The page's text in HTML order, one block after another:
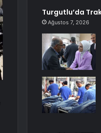
Turgutlu’da
Ağustos 7, 2026